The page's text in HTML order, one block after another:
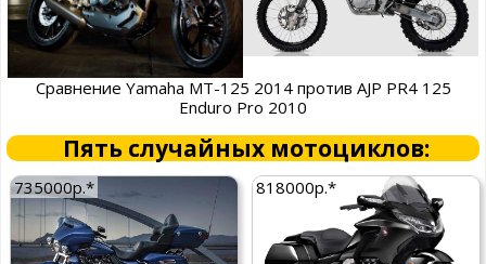
Сравнение Yamaha MT-125 2014 против AJP PR4 125
Enduro Pro 2010
Пять случайных мотоциклов:
735000р.* 818000р.*